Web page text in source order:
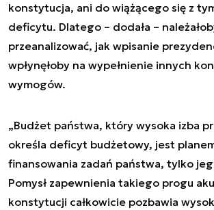
konstytucja, ani do wiążącego się z
deficytu. Dlatego – dodała –
przeanalizować, jak wpisanie
wpłynęłoby na wypełnienie innych
wymogów.
„Budżet państwa, który wysoka izba
określa deficyt budżetowy, jest
finansowania zadań państwa, tylko
Pomysł zapewnienia takiego progu
konstytucji całkowicie pozbawia